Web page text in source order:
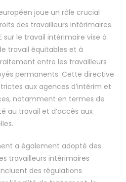
joue un rôle crucial
des travailleurs intérimaires.
sur le travail intérimaire vise à
travail équitables et à
entre les travailleurs
permanents. Cette directive
aux agences d’intérim et
notamment en termes de
au travail et d’accès aux
a également adopté des
travailleurs intérimaires
des régulations